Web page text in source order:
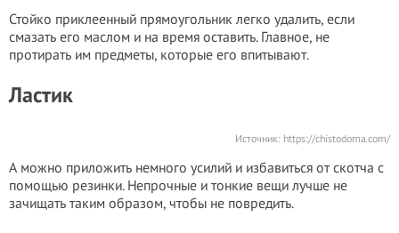
Стойко приклеенный прямоугольник легко удалить, если
смазать его маслом и на время оставить. Главное, не
протирать им предметы, которые его впитывают.
Ластик
Источник: https://chistodoma.com/
А можно приложить немного усилий и избавиться от скотча с
помощью резинки. Непрочные и тонкие вещи лучше не
зачищать таким образом, чтобы не повредить.